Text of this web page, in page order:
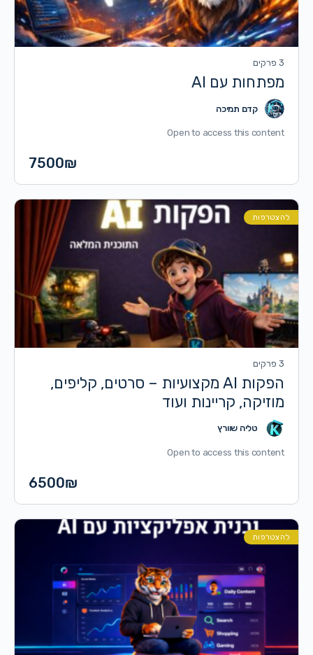
3 פרקים
מפתחות עם AI
קדם תמיכה
Open to access this content
₪
7500
להצטרפות
3 פרקים
הפקות AI מקצועיות – סרטים, קליפים,
מוזיקה, קריינות ועוד
טליה שוורץ
Open to access this content
₪
6500
להצטרפות